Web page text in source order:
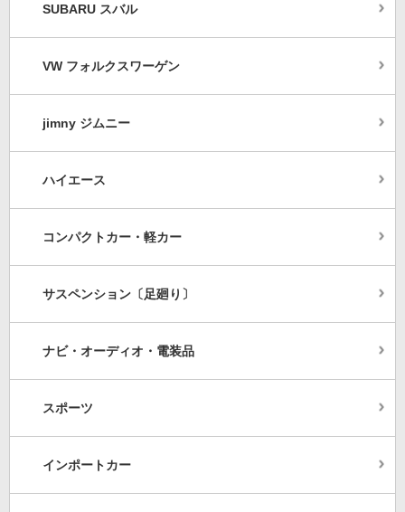
SUBARU スバル
VW フォルクスワーゲン
jimny ジムニー
ハイエース
コンパクトカー・軽カー
サスペンション〔足廻り〕
ナビ・オーディオ・電装品
スポーツ
インポートカー